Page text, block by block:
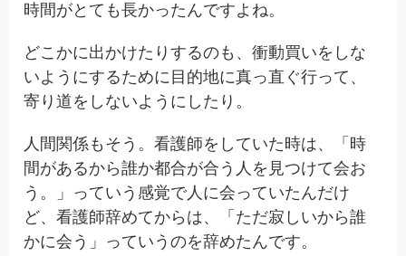
時間がとても長かったんですよね。
どこかに出かけたりするのも、衝動買いをしな
いようにするために目的地に真っ直ぐ行って、
寄り道をしないようにしたり。
人間関係もそう。看護師をしていた時は、「時
間があるから誰か都合が合う人を見つけて会お
う。」っていう感覚で人に会っていたんだけ
ど、看護師辞めてからは、「ただ寂しいから誰
かに会う」っていうのを辞めたんです。